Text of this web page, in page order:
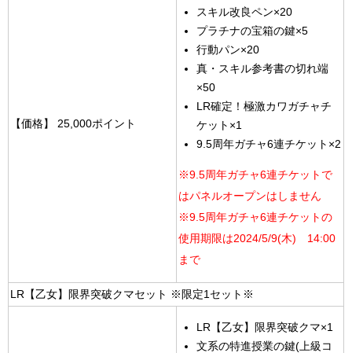
【価格】 25,000ポイント
スキル改良ペン×20
プラチナの宝箱の鍵×5
行動パン×20
真・スキル参考書の切れ端
×50
LR確定！極激カワガチャチ
ケット×1
9.5周年ガチャ6連チケット×2
※9.5周年ガチャ6連チケットで
はパネルオープンはしません
※9.5周年ガチャ6連チケットの
使用期限は2024/5/9(木) 14:00
まで
LR【乙女】限界突破クマセット ※限定1セット※
LR【乙女】限界突破クマ×1
文系の特進授業の鍵(上級コ